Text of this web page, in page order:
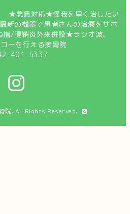
★急患対応★怪我を早く治したい
新の機器で患者さんの治療をサポ
/腱鞘炎外来併設★ラジオ波、
ーを行える接骨院
401-5337
院. All Rights Reserved.